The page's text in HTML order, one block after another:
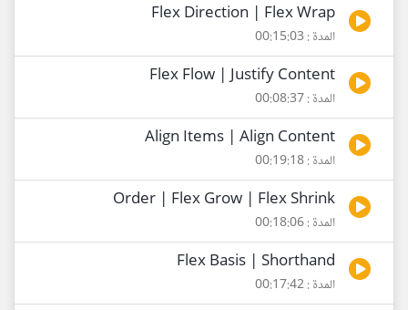
Flex Direction | Flex Wrap
المدة : 00:15:03
Flex Flow | Justify Content
المدة : 00:08:37
Align Items | Align Content
المدة : 00:19:18
Order | Flex Grow | Flex Shrink
المدة : 00:18:06
Flex Basis | Shorthand
المدة : 00:17:42